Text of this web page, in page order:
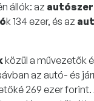
állók: az
k 134 ezer, és az
közül a művezetők
az autó- és
269 ezer